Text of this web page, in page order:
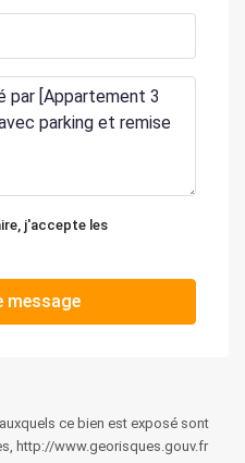
j'accepte les
message
ce bien est exposé sont
http://www.georisques.gouv.fr